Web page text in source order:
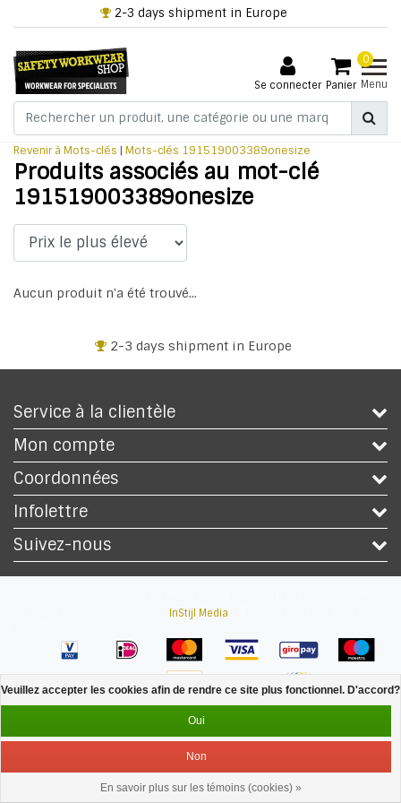
2-3 days shipment in Europe
Se connecter
0
Panier Menu
Revenir à Mots-clés | Mots-clés 191519003389onesize
Produits associés au mot-clé
191519003389onesize
Aucun produit n'a été trouvé...
2-3 days shipment in Europe
Service à la clientèle
Mon compte
Coordonnées
Infolettre
Suivez-nous
InStijl Media
Menu Se connecter
Veuillez accepter les cookies afin de rendre ce site plus fonctionnel. D'accord?
Oui
Non
En savoir plus sur les témoins (cookies) »